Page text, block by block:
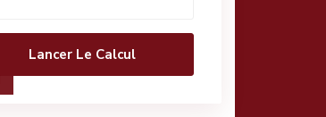
Lancer Le Calcul